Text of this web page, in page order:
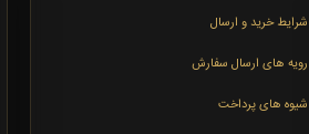
شرایط خرید و ارسال
رویه های ارسال سفارش
شیوه های پرداخت